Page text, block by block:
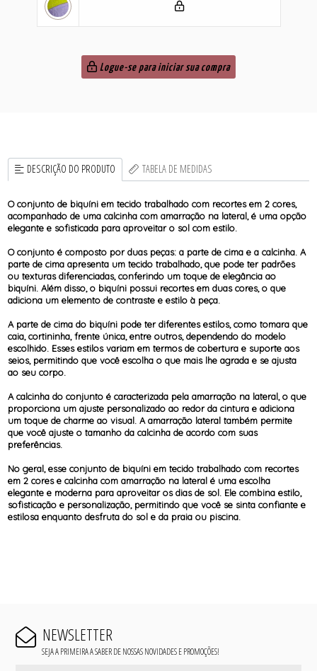
Logue-se para iniciar sua compra
DESCRIÇÃO DO PRODUTO TABELA DE MEDIDAS
O conjunto de biquíni em tecido trabalhado com recortes em 2 cores,
acompanhado de uma calcinha com amarração na lateral, é uma opção
elegante e sofisticada para aproveitar o sol com estilo.
O conjunto é composto por duas peças: a parte de cima e a calcinha. A
parte de cima apresenta um tecido trabalhado, que pode ter padrões
ou texturas diferenciadas, conferindo um toque de elegância ao
biquíni. Além disso, o biquíni possui recortes em duas cores, o que
adiciona um elemento de contraste e estilo à peça.
A parte de cima do biquíni pode ter diferentes estilos, como tomara que
caia, cortininha, frente única, entre outros, dependendo do modelo
escolhido. Esses estilos variam em termos de cobertura e suporte aos
seios, permitindo que você escolha o que mais lhe agrada e se ajusta
ao seu corpo.
A calcinha do conjunto é caracterizada pela amarração na lateral, o que
proporciona um ajuste personalizado ao redor da cintura e adiciona
um toque de charme ao visual. A amarração lateral também permite
que você ajuste o tamanho da calcinha de acordo com suas
preferências.
No geral, esse conjunto de biquíni em tecido trabalhado com recortes
em 2 cores e calcinha com amarração na lateral é uma escolha
elegante e moderna para aproveitar os dias de sol. Ele combina estilo,
sofisticação e personalização, permitindo que você se sinta confiante e
estilosa enquanto desfruta do sol e da praia ou piscina.
NEWSLETTER
SEJA A PRIMEIRA A SABER DE NOSSAS NOVIDADES E PROMOÇÕES!